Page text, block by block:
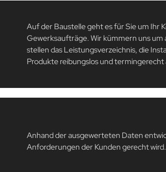
Auf der Baustelle geht es für Sie um Ihr
Gewerksaufträge. Wir kümmern uns
stellen das Leistungsverzeichnis, die
Produkte reibungslos und termingerecht
Anhand der ausgewerteten Daten
Anforderungen der Kunden gerecht wird.